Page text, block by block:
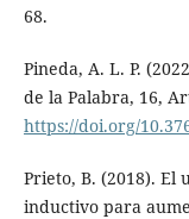
68.
Pineda, A. L. P.
de la Palabra, 16,
https://doi.org/
Prieto, B. (2018). El
inductivo para